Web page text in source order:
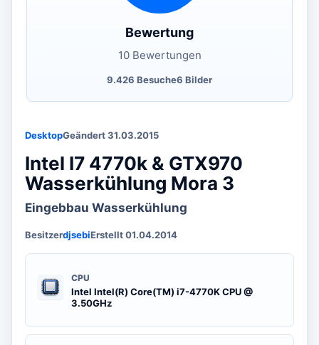
DesktopGeändert 31.03.2015
Intel I7 4770k & GTX970
Wasserkühlung Mora 3
Eingebbau Wasserkühlung
BesitzerdjsebiErstellt 01.04.2014
CPU
Intel Intel(R) Core(TM) i7-4770K CPU @
3.50GHz
Bewertung
10 Bewertungen
9.426 Besuche6 Bilder